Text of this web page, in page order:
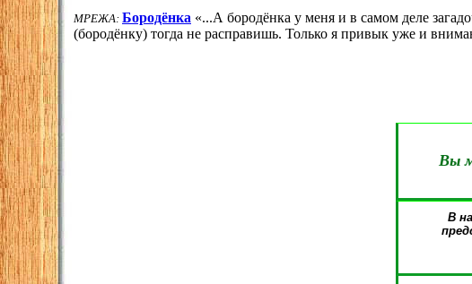
МРЕЖА: Бородёнка «...А бородёнка у меня и в самом деле
(бородёнку) тогда не расправишь. Только я привык уже и
Вы
В